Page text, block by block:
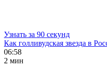
Узнать за 90 секунд
Как голливудская звезда в
06:58
2 мин